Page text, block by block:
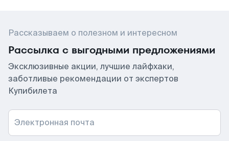
Рассказываем о полезном и интересном
Рассылка с выгодными предложениями
Эксклюзивные акции, лучшие лайфхаки,
заботливые рекомендации от экспертов
Купибилета
Электронная почта